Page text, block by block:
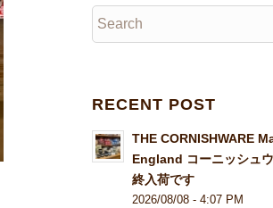
RECENT POST
THE CORNISHWARE
England コーニッシュ
終入荷です
2026/08/08 - 4:07 PM